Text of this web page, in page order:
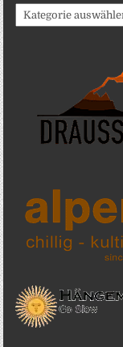
Katergorien